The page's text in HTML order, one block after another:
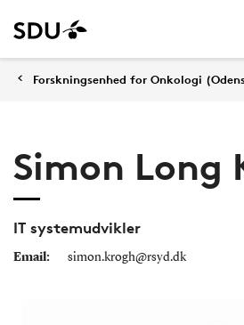
Forskningsenhed for Onkologi
Simon Long
IT systemudvikler
Email: simon.krogh@rsyd.dk